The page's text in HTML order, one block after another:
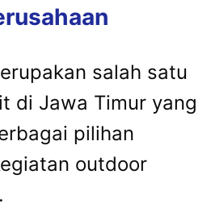
salah satu
di Jawa Timur yang
pilihan
outdoor